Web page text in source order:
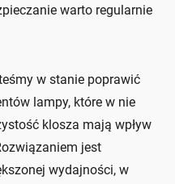
warto regularnie
w stanie poprawić
lampy, które w nie
klosza mają wpływ
jest
wydajności, w